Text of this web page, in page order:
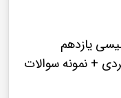
یازدهم
+ نمونه سوالات